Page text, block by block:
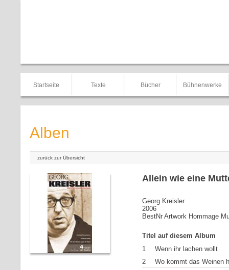
Startseite Texte Bücher Bühnenwerke
Alben
zurück zur Übersicht
Allein wie eine
Georg Kreisler
2006
BestNr Artwork Hommage
Titel auf diesem Album
1
Wenn ihr lachen wollt
2
Wo kommt das Weinen